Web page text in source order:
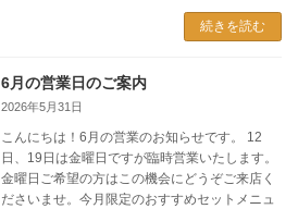
続きを読む
6月の営業日のご案内
2026年5月31日
こんにちは！6月の営業のお知らせです。 12
日、19日は金曜日ですが臨時営業いたします。
金曜日ご希望の方はこの機会にどうぞご来店く
ださいませ。今月限定のおすすめセットメニュ